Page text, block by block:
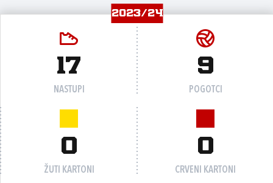
2023/24
17
NASTUPI
9
POGOTCI
0
ŽUTI KARTONI
0
CRVENI KARTONI